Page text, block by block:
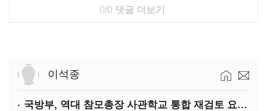
0/0 댓글 더보기
이석종
국방부, 역대 참모총장 사관학교 통합 재검토 요구에 "다양한 의견 수렴해 합리적 시스템 만들 것"